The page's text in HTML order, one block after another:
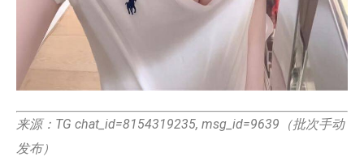
来源：TG chat_id=8154319235, msg_id=9639（批次手动
发布）